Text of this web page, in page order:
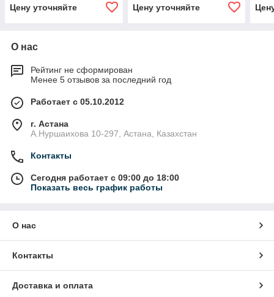
Цену уточняйте Цену уточняйте
О нас
Рейтинг не сформирован
Менее 5 отзывов за последний год
Работает с 05.10.2012
г. Астана
А.Нуршаихова 10-297, Астана, Казахстан
Контакты
Сегодня работает с 09:00 до 18:00
Показать весь график работы
О нас
Контакты
Доставка и оплата